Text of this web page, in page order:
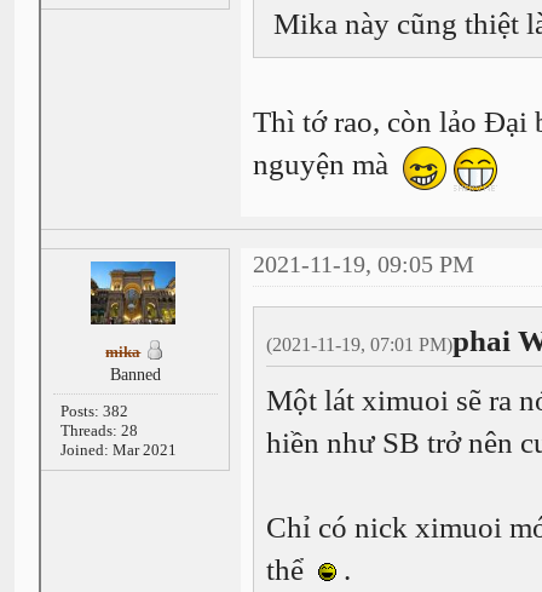
Mika này cũng thiệt
Thì tớ rao, còn lảo Đại
nguyện mà
mika
Banned
Posts: 382
Threads: 28
Joined: Mar 2021
2021-11-19, 09:05 PM
(2021-11-19, 07:01 PM)phai
Một lát ximuoi sẽ ra
hiền như SB trở nên
Chỉ có nick ximuoi
thể
.